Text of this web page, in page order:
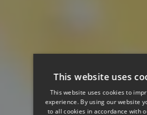
This website uses
This website uses cookies to
experience. By using our website
to all cookies in accordance with